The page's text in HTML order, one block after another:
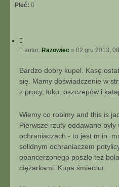
Płeć:
y
j
P
o
s
autor: Razowiec » 02 gru 2013,
Bardzo dobry kupel. Kasę
się. Mamy doświadczenie w
z procy, łuku, oszczepów i
Wiemy co robimy and this is
Pierwsze rzuty oddawane były
ochraniaczach - to jest m.in.
solidnym ochraniaczem
opancerzonego poszło też
ciężarkami. Kupa śmiechu.